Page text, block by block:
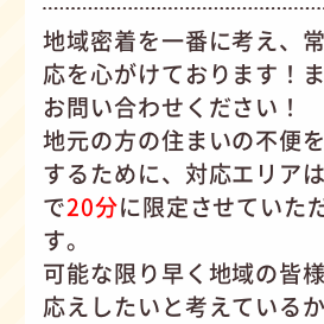
地域密着を一番に考え、
応を心がけております！
お問い合わせください！
地元の方の住まいの不便
するために、対応エリア
で20分に限定させていた
す。
可能な限り早く地域の皆
応えしたいと考えているか